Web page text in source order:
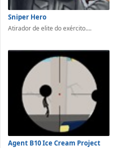
Sniper Hero
Atirador de elite do exército....
Agent B10 Ice Cream Project